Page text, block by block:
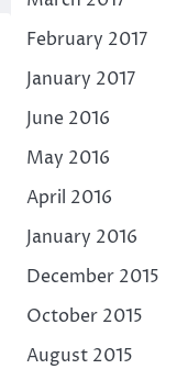
February 2017
January 2017
June 2016
May 2016
April 2016
January 2016
December 2015
October 2015
August 2015